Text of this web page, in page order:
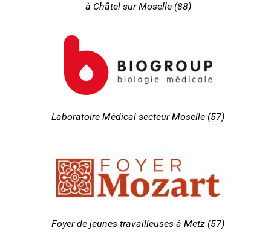
à Châtel sur Moselle (88)
Laboratoire Médical secteur Moselle (57)
Foyer de jeunes travailleuses à Metz (57)